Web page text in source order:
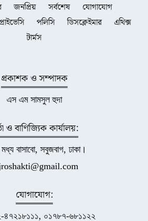
জনপ্রিয় সর্বশেষ
যোগাযোগ
পলিসি ডিসক্লেইমার
এথিক্স
টার্মস
প্রকাশক ও সম্পাদক
এস এম সামসুল হুদা
ও বাণিজ্যিক কার্যালয়:
বাসাবো, সবুজবাগ, ঢাকা।
যোগাযোগ:
৪৭২১৮১১১, ০১৭৮৭-৬৮১১২২